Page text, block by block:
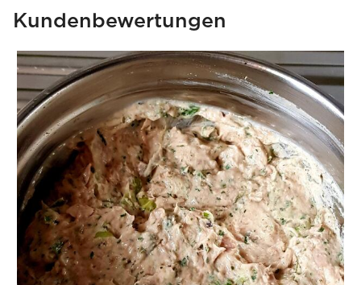
Kundenbewertungen